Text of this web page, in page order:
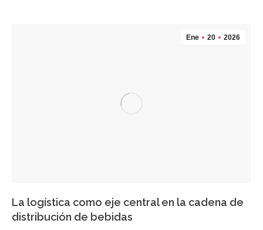
Ene 20 2026
La logística como eje central en la cadena de
distribución de bebidas